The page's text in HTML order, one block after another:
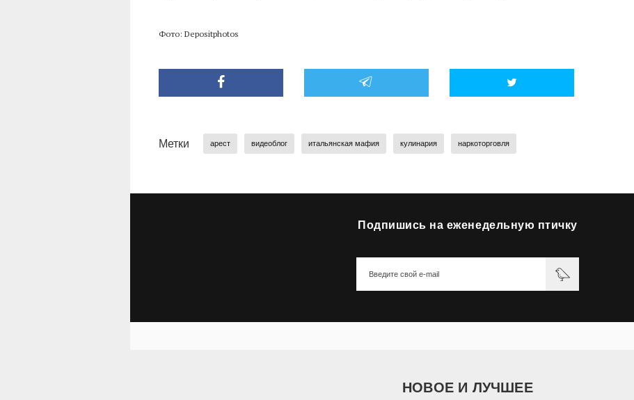
Фото: Depositphotos
Метки арест видеоблог итальянская мафия кулинария наркоторговля
Подпишись на еженедельную птичку
НОВОЕ И ЛУЧШЕЕ